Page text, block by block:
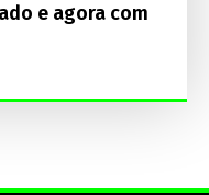
e agora com